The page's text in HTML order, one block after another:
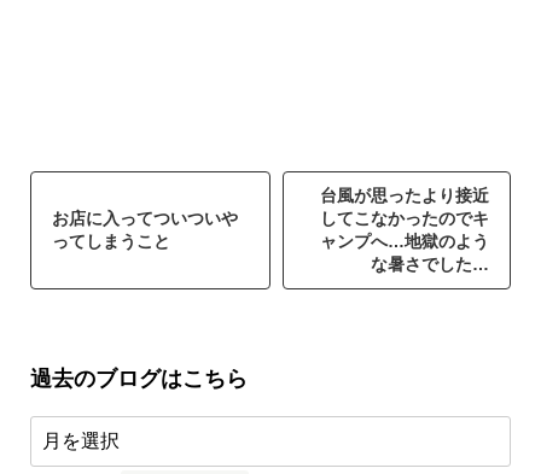
お店に入ってついついや
ってしまうこと
台風が思ったより接近
してこなかったのでキ
ャンプへ…地獄のよう
な暑さでした…
過去のブログはこちら